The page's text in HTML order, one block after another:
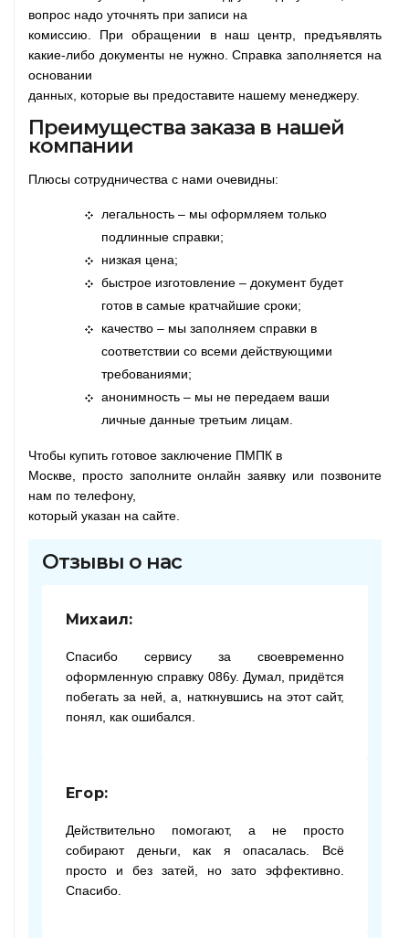
вопрос надо уточнять при записи на
комиссию. При обращении в наш центр, предъявлять
какие-либо документы не нужно. Справка заполняется на
основании
данных, которые вы предоставите нашему менеджеру.
Преимущества заказа в нашей
компании
Плюсы сотрудничества с нами очевидны:
легальность – мы оформляем только
подлинные справки;
низкая цена;
быстрое изготовление – документ будет
готов в самые кратчайшие сроки;
качество – мы заполняем справки в
соответствии со всеми действующими
требованиями;
анонимность – мы не передаем ваши
личные данные третьим лицам.
Чтобы купить готовое заключение ПМПК в
Москве, просто заполните онлайн заявку или позвоните
нам по телефону,
который указан на сайте.
Отзывы о нас
Михаил:
Спасибо сервису за своевременно
оформленную справку 086у. Думал, придётся
побегать за ней, а, наткнувшись на этот сайт,
понял, как ошибался.
Егор:
Действительно помогают, а не просто
собирают деньги, как я опасалась. Всё
просто и без затей, но зато эффективно.
Спасибо.